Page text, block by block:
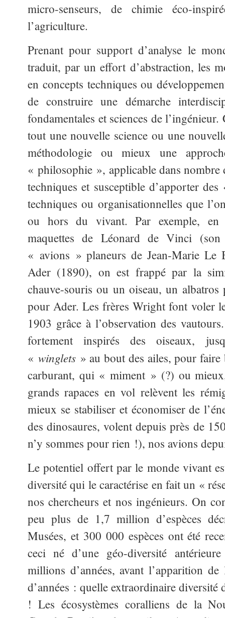
micro-senseurs, de chimie éco-
l’agriculture.
Prenant pour support d’analyse le
traduit, par un effort d’abstraction, les
en concepts techniques ou
de construire une démarche
fondamentales et sciences de l’ingénieur.
tout une nouvelle science ou une
méthodologie ou mieux une
« philosophie », applicable dans nombre
techniques et susceptible d’apporter
techniques ou organisationnelles que
ou hors du vivant. Par exemple, en
maquettes de Léonard de Vinci
« avions » planeurs de Jean-Marie Le
Ader (1890), on est frappé par la
chauve-souris ou un oiseau, un
pour Ader. Les frères Wright font voler
1903 grâce à l’observation des
fortement inspirés des oiseaux,
« winglets» au bout des ailes, pour faire
carburant, qui « miment » (?) ou
grands rapaces en vol relèvent les
mieux se stabiliser et économiser de
des dinosaures, volent depuis près de
n’y sommes pour rien !), nos avions
Le potentiel offert par le monde vivant
diversité qui le caractérise en fait un «
nos chercheurs et nos ingénieurs. On
peu plus de 1,7 million d’espèces
Musées, et 300 000 espèces ont été
ceci né d’une géo-diversité
millions d’années, avant l’apparition
d’années : quelle extraordinaire diversité
! Les écosystèmes coralliens de la